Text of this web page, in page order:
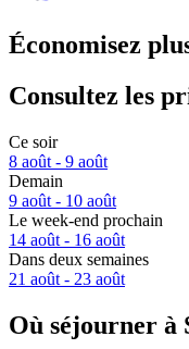
Économisez
Consultez les
Ce soir
8 août - 9 août
Demain
9 août - 10 août
Le week-end prochain
14 août - 16 août
Dans deux semaines
21 août - 23 août
Où séjourner à